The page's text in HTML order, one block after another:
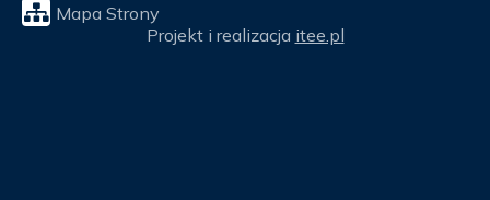
Mapa Strony
Projekt i realizacja itee.pl